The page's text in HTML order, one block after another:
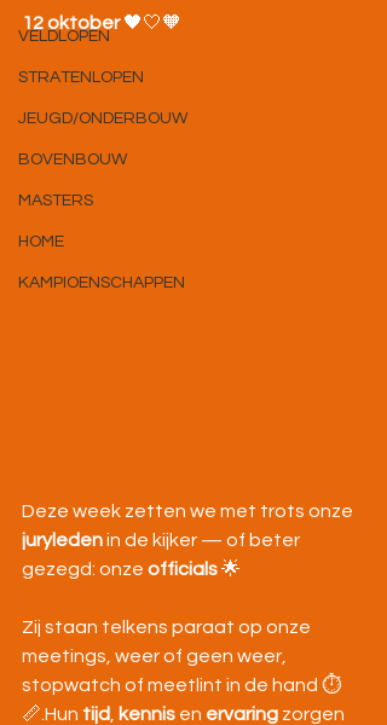
VELDLOPEN
STRATENLOPEN
JEUGD/ONDERBOUW
BOVENBOUW
MASTERS
HOME
KAMPIOENSCHAPPEN
12 oktober 🖤🤍🧡
Deze week zetten we met trots onze
juryleden in de kijker — of beter
gezegd: onze officials 🌟
Zij staan telkens paraat op onze
meetings, weer of geen weer,
stopwatch of meetlint in de hand ⏱️
📏.Hun tijd kennis en ervaring zorgen